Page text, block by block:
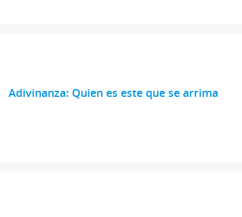
Adivinanza: Quien es este que se arrima